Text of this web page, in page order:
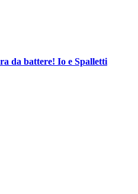
da battere! Io e Spalletti